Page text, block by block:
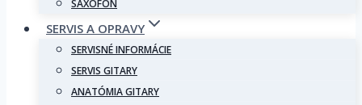
SAXOFÓN
SERVIS A OPRAVY
SERVISNÉ INFORMÁCIE
SERVIS GITARY
ANATÓMIA GITARY